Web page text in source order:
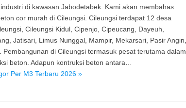
di kawasan Jabodetabek. Kami akan membahas
cor murah di Cileungsi. Cileungsi terdapat 12 desa
Cileungsi Kidul, Cipenjo, Cipeucang, Dayeuh,
Jatisari, Limus Nunggal, Mampir, Mekarsari, Pasir Angin,
Pembangunan di Cileungsi termasuk pesat terutama dalam
beton. Adapun kontruksi beton antara…
Per M3 Terbaru 2026 »